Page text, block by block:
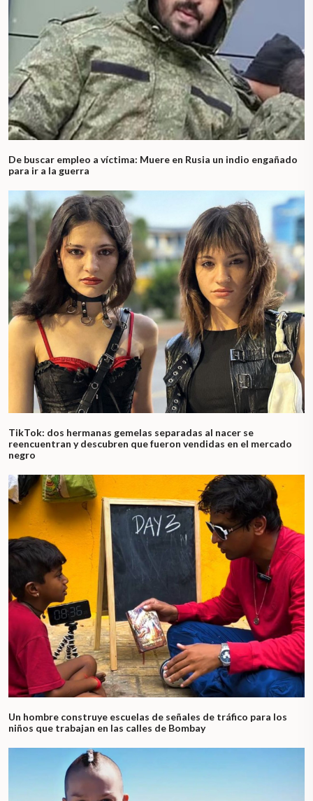
De buscar empleo a víctima: Muere en Rusia un indio engañado
para ir a la guerra
TikTok: dos hermanas gemelas separadas al nacer se
reencuentran y descubren que fueron vendidas en el mercado
negro
Un hombre construye escuelas de señales de tráfico para los
niños que trabajan en las calles de Bombay